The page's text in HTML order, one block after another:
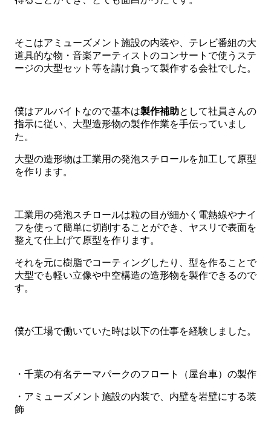
そこはアミューズメント施設の内装や、テレビ番組の大
道具的な物・音楽アーティストのコンサートで使うステ
ージの大型セット等を請け負って製作する会社でした。
僕はアルバイトなので基本は製作補助として社員さんの
指示に従い、大型造形物の製作作業を手伝っていまし
た。
大型の造形物は工業用の発泡スチロールを加工して原型
を作ります。
工業用の発泡スチロールは粒の目が細かく電熱線やナイ
フを使って簡単に切削することができ、ヤスリで表面を
整えて仕上げて原型を作ります。
それを元に樹脂でコーティングしたり、型を作ることで
大型でも軽い立像や中空構造の造形物を製作できるので
す。
僕が工場で働いていた時は以下の仕事を経験しました。
・千葉の有名テーマパークのフロート（屋台車）の製作
・アミューズメント施設の内装で、内壁を岩壁にする装
飾